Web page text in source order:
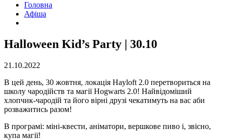
Головна
Афіша
Halloween Kid’s Party | 30.10
21.10.2022
В цей день, 30 жовтня, локація Hayloft 2.0 перетвориться на
школу чародійств та магії Hogwarts 2.0! Найвідоміший
хлопчик-чародій та його вірні друзі чекатимуть на вас аби
розважитись разом!
В програмі: міні-квести, аніматори, вершкове пиво і, звісно,
купа магії!